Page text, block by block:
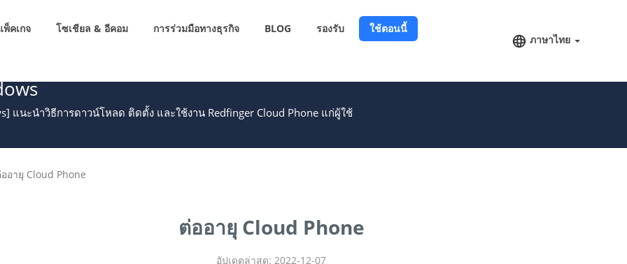
พ็คเกจ โซเชียล & อีคอม การร่วมมือทางธุรกิจ BLOG รองรับ
ใช้ตอนนี้
ภาษาไทย
แนะนำวิธีการดาวน์โหลด ติดตั้ง และใช้งาน Redfinger Cloud Phone แก่ผู้ใช้
อายุ Cloud Phone
ต่ออายุ Cloud Phone
อัปเดตล่าสุด: 2022-12-07